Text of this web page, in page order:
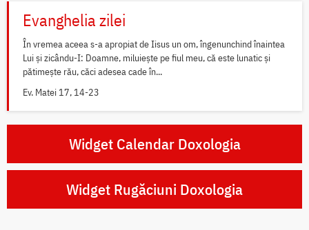
Evanghelia zilei
În vremea aceea s-a apropiat de Iisus un om, îngenunchind înaintea
Lui și zicându-I: Doamne, miluiește pe fiul meu, că este lunatic și
pătimește rău, căci adesea cade în...
Ev. Matei 17, 14-23
Widget Calendar Doxologia
Widget Rugăciuni Doxologia